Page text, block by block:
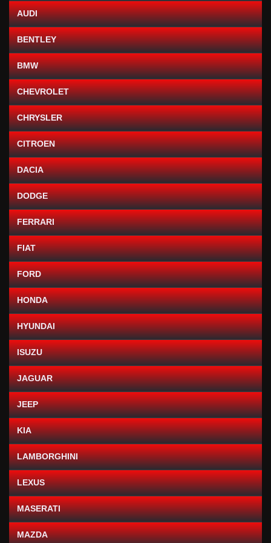
AUDI
BENTLEY
BMW
CHEVROLET
CHRYSLER
CITROEN
DACIA
DODGE
FERRARI
FIAT
FORD
HONDA
HYUNDAI
ISUZU
JAGUAR
JEEP
KIA
LAMBORGHINI
LEXUS
MASERATI
MAZDA